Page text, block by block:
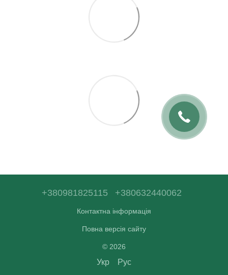
+380981825115 +380632440062
Контактна інформація
Повна версія сайту
© 2026
Укр Рус